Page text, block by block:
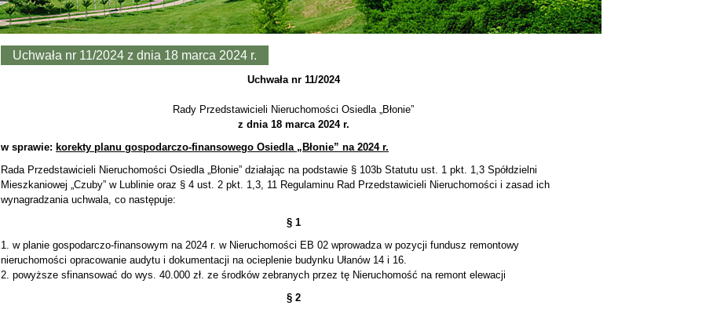
Uchwała nr 11/2024 z dnia 18 marca 2024 r.
Uchwała nr 11/2024
Rady Przedstawicieli Nieruchomości Osiedla „Błonie”
z dnia 18 marca 2024 r.
w sprawie: korekty planu gospodarczo-finansowego Osiedla „Błonie” na 2024 r.
Rada Przedstawicieli Nieruchomości Osiedla „Błonie” działając na podstawie § 103b Statutu ust. 1 pkt. 1,3 Spółdzielni
Mieszkaniowej „Czuby” w Lublinie oraz § 4 ust. 2 pkt. 1,3, 11 Regulaminu Rad Przedstawicieli Nieruchomości i zasad ich
wynagradzania uchwala, co następuje:
§ 1
1. w planie gospodarczo-finansowym na 2024 r. w Nieruchomości EB 02 wprowadza w pozycji fundusz remontowy
nieruchomości opracowanie audytu i dokumentacji na ocieplenie budynku Ułanów 14 i 16.
2. powyższe sfinansować do wys. 40.000 zł. ze środków zebranych przez tę Nieruchomość na remont elewacji
§ 2